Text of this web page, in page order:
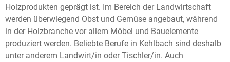
Holzprodukten geprägt ist. Im Bereich der Landwirtschaft
werden überwiegend Obst und Gemüse angebaut, während
in der Holzbranche vor allem Möbel und Bauelemente
produziert werden. Beliebte Berufe in Kehlbach sind deshalb
unter anderem Landwirt/in oder Tischler/in. Auch